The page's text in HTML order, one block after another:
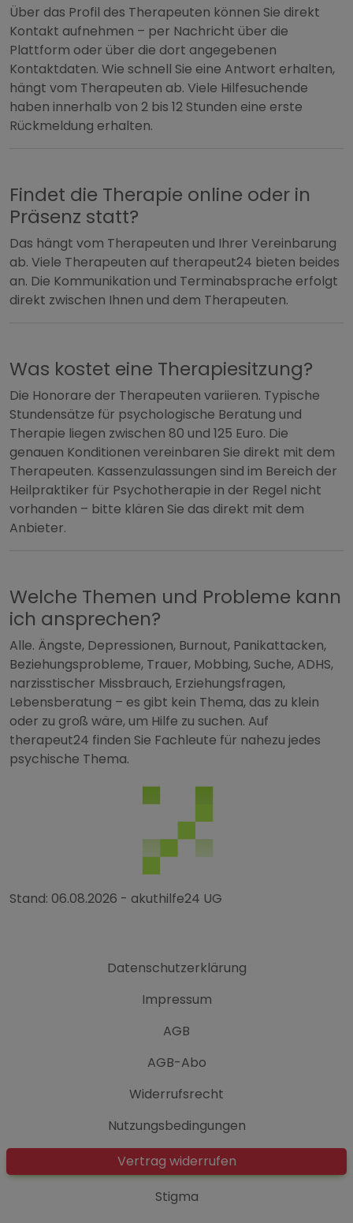
Über das Profil des Therapeuten können Sie direkt
Kontakt aufnehmen – per Nachricht über die
Plattform oder über die dort angegebenen
Kontaktdaten. Wie schnell Sie eine Antwort erhalten,
hängt vom Therapeuten ab. Viele Hilfesuchende
haben innerhalb von 2 bis 12 Stunden eine erste
Rückmeldung erhalten.
Findet die Therapie online oder in
Präsenz statt?
Das hängt vom Therapeuten und Ihrer Vereinbarung
ab. Viele Therapeuten auf therapeut24 bieten beides
an. Die Kommunikation und Terminabsprache erfolgt
direkt zwischen Ihnen und dem Therapeuten.
Was kostet eine Therapiesitzung?
Die Honorare der Therapeuten variieren. Typische
Stundensätze für psychologische Beratung und
Therapie liegen zwischen 80 und 125 Euro. Die
genauen Konditionen vereinbaren Sie direkt mit dem
Therapeuten. Kassenzulassungen sind im Bereich der
Heilpraktiker für Psychotherapie in der Regel nicht
vorhanden – bitte klären Sie das direkt mit dem
Anbieter.
Welche Themen und Probleme kann
ich ansprechen?
Alle. Ängste, Depressionen, Burnout, Panikattacken,
Beziehungsprobleme, Trauer, Mobbing, Suche, ADHS,
narzisstischer Missbrauch, Erziehungsfragen,
Lebensberatung – es gibt kein Thema, das zu klein
oder zu groß wäre, um Hilfe zu suchen. Auf
therapeut24 finden Sie Fachleute für nahezu jedes
psychische Thema.
Stand: 06.08.2026 - akuthilfe24 UG
Datenschutzerklärung
Impressum
AGB
AGB-Abo
Widerrufsrecht
Nutzungsbedingungen
Vertrag widerrufen
Stigma